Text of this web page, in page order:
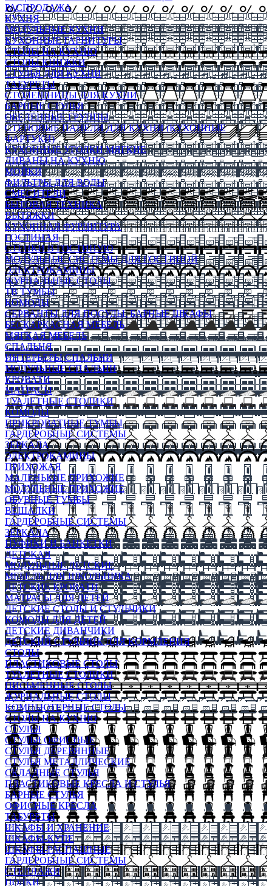
РАСПРОДАЖА
КУХНЯ
МОДУЛЬНЫЕ КУХНИ
КУХОННЫЕ ГАРНИТУРЫ
СТОЛЫ НА КУХНЮ
СТОЛЫ КНИЖКИ
СТУЛЬЯ ДЛЯ КУХНИ
ТАБУРЕТЫ
СТОЛЕШНИЦЫ ДЛЯ КУХНИ
БАРНЫЕ СТУЛЬЯ
ОБЕДЕННЫЕ ГРУППЫ
СТЕНОВЫЕ ПАНЕЛИ ДЛЯ КУХНИ (КУХОННЫЕ
ФАРТУКИ)
КУХОННЫЕ УГОЛКИ МЯГКИЕ
ДИВАНЫ НА КУХНЮ
МОЙКИ
ФИЛЬТРЫ ДЛЯ ВОДЫ
СМЕСИТЕЛИ
БЫТОВАЯ ТЕХНИКА
ВЫТЯЖКИ
КУХОННАЯ ФУРНИТУРА
ГОСТИНАЯ
СТЕНКИ В ГОСТИНУЮ
МОДУЛЬНЫЕ СИСТЕМЫ ДЛЯ ГОСТИНОЙ
ЭЛЕКТРОКАМИНЫ
ЖУРНАЛЬНЫЕ СТОЛЫ
ТВ ТУМБЫ
КОМОДЫ
СЕРВАНТЫ ДЛЯ ПОСУДЫ, БАРНЫЕ ШКАФЫ
БЕСКАРКАСНАЯ МЕБЕЛЬ
МЯГКАЯ МЕБЕЛЬ
СПАЛЬНЯ
ИНТЕРЬЕРЫ СПАЛЬНИ
МОДУЛЬНЫЕ СПАЛЬНИ
КРОВАТИ
МАТРАСЫ
ТУАЛЕТНЫЕ СТОЛИКИ
КОМОДЫ
ПРИКРОВАТНЫЕ ТУМБЫ
ГАРДЕРОБНЫЕ СИСТЕМЫ
ЗЕРКАЛА
ЭЛЕКТРОКАМИНЫ
ПРИХОЖАЯ
МАЛЕНЬКИЕ ПРИХОЖИЕ
МОДУЛЬНЫЕ ПРИХОЖИЕ
ОБУВНЫЕ ТУМБЫ
ВЕШАЛКИ
ГАРДЕРОБНЫЕ СИСТЕМЫ
ЗЕРКАЛА
ПУФИКИ И БАНКЕТКИ
ДЕТСКАЯ
МОДУЛЬНЫЕ ДЕТСКИЕ
МЕБЕЛЬ ДЛЯ ШКОЛЬНИКА
ДЕТСКИЕ КРОВАТИ
МАТРАСЫ ДЛЯ ДЕТЕЙ
ДЕТСКИЕ СТОЛЫ И СТУЛЬЧИКИ
КОМОДЫ ДЛЯ ДЕТЕЙ
ДЕТСКИЕ ДИВАНЧИКИ
ДЕТСКИЙ СТУЛЬЧИК ДЛЯ КОРМЛЕНИЯ
СТОЛЫ
ПЛАСТИКОВЫЕ СТОЛЫ
ТУАЛЕТНЫЕ СТОЛИКИ
ПИСЬМЕННЫЕ СТОЛЫ
ЖУРНАЛЬНЫЕ СТОЛЫ
КОМПЬЮТЕРНЫЕ СТОЛЫ
СТОЛЫ НА КУХНЮ
СТУЛЬЯ
СТУЛЬЯ ОФИСНЫЕ
СТУЛЬЯ ДЕРЕВЯННЫЕ
СТУЛЬЯ МЕТАЛЛИЧЕСКИЕ
СКЛАДНЫЕ СТУЛЬЯ
ПЛАСТИКОВЫЕ КРЕСЛА И СТУЛЬЯ
БАРНЫЕ СТУЛЬЯ
ОФИСНЫЕ КРЕСЛА
ТАБУРЕТЫ
ШКАФЫ И ХРАНЕНИЕ
ШКАФЫ-КУПЕ
ШКАФЫ-РАСПАШНЫЕ
ГАРДЕРОБНЫЕ СИСТЕМЫ
СТЕЛЛАЖИ
ПОЛКИ